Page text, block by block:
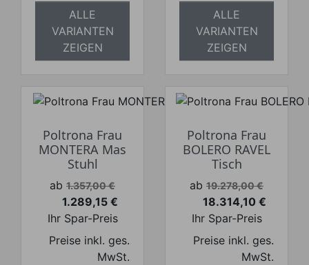
ALLE
VARIANTEN
ZEIGEN
ALLE
VARIANTEN
ZEIGEN
Poltrona Frau
MONTERA Mas
Stuhl
Verkaufspreis
ab 1.357,00 €
Preis
1.289,15 €
Ihr Spar-Preis
Preise inkl. ges.
MwSt.
Poltrona Frau
BOLERO RAVEL
Tisch
Verkaufspreis
ab 19.278,00 €
Preis
18.314,10 €
Ihr Spar-Preis
Preise inkl. ges.
MwSt.